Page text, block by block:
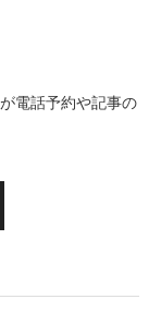
電話予約や記事の